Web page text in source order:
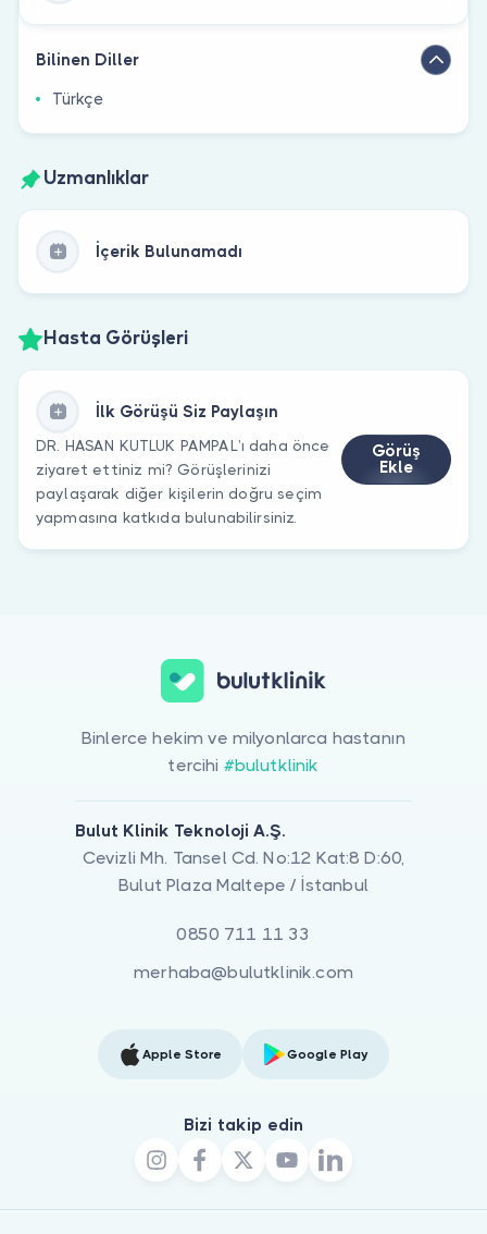
Bilinen Diller
Türkçe
Uzmanlıklar
İçerik Bulunamadı
Hasta Görüşleri
İlk Görüşü Siz Paylaşın
DR. HASAN KUTLUK PAMPAL’ı daha önce
ziyaret ettiniz mi? Görüşlerinizi
paylaşarak diğer kişilerin doğru seçim
yapmasına katkıda bulunabilirsiniz.
Görüş
Ekle
Binlerce hekim ve milyonlarca hastanın
tercihi #bulutklinik
Bulut Klinik Teknoloji A.Ş.
Cevizli Mh. Tansel Cd. No:12 Kat:8 D:60,
Bulut Plaza Maltepe / İstanbul
0850 711 11 33
merhaba@bulutklinik.com
Apple Store Google Play
Bizi takip edin